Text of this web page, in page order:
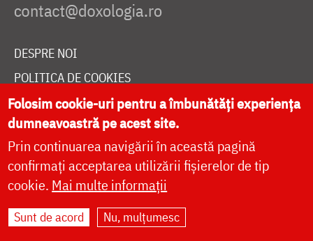
DESPRE NOI
POLITICA DE COOKIES
DONEAZĂ ONLINE PENTRU CATEDRALA NAȚIONALĂ
LIVE
Site dezvoltat deDOXOLOGIA MEDIA
Folosim cookie-uri pentru a îmbunătăți experiența
dumneavoastră pe acest site.
Prin continuarea navigării în această pagină
confirmați acceptarea utilizării fișierelor de tip
cookie. Mai multe informații
Sunt de acord Nu, mulțumesc